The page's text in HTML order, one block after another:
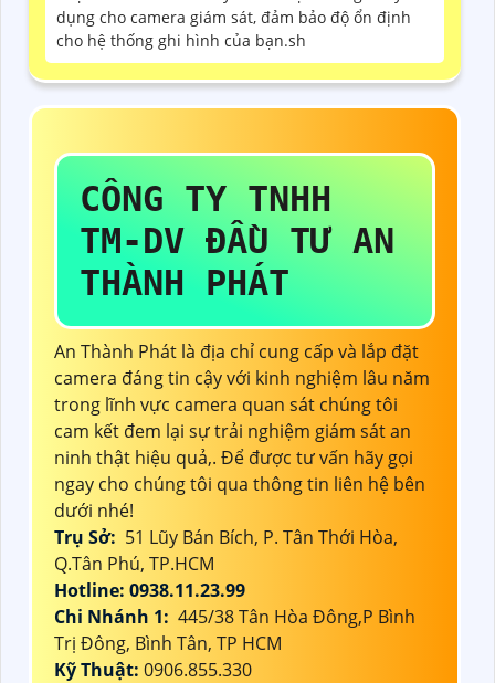
dụng cho camera giám sát, đảm bảo độ ổn định
cho hệ thống ghi hình của bạn.sh
CÔNG TY TNHH
TM-DV ĐẦU TƯ AN
THÀNH PHÁT
An Thành Phát là địa chỉ cung cấp và lắp đặt
camera đáng tin cậy với kinh nghiệm lâu năm
trong lĩnh vực camera quan sát chúng tôi
cam kết đem lại sự trải nghiệm giám sát an
ninh thật hiệu quả,. Để được tư vấn hãy gọi
ngay cho chúng tôi qua thông tin liên hệ bên
dưới nhé!
Trụ Sở: 51 Lũy Bán Bích, P. Tân Thới Hòa,
Q.Tân Phú, TP.HCM
Hotline: 0938.11.23.99
Chi Nhánh 1: 445/38 Tân Hòa Đông,P Bình
Trị Đông, Bình Tân, TP HCM
Kỹ Thuật: 0906.855.330